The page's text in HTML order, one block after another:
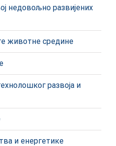
недовољно развијених
животне средине
развоја и
и енергетике